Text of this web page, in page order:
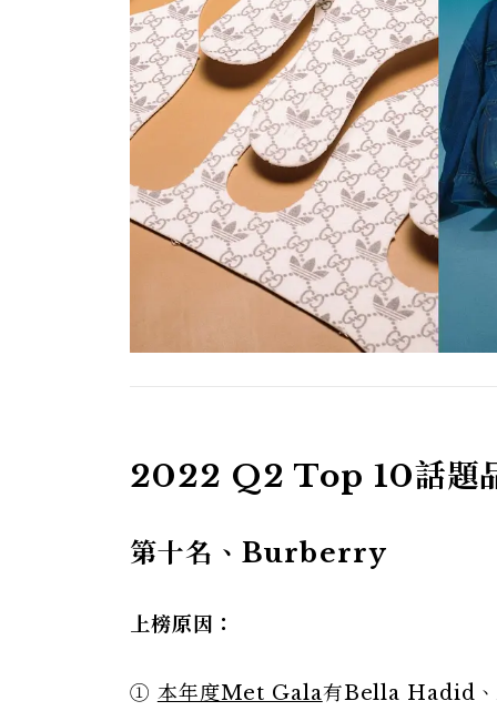
2022 Q2 Top 10話題
第十名、Burberry
上榜原因：
① 本年度Met Gala有Bella Hadid